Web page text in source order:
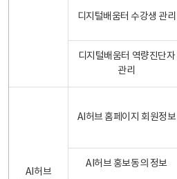
디지털배움터 수강생 관리
디지털배움터 역량진단자
관리
AI허브
AI허브 홈페이지 회원정보
AI허브 홍보동의 정보